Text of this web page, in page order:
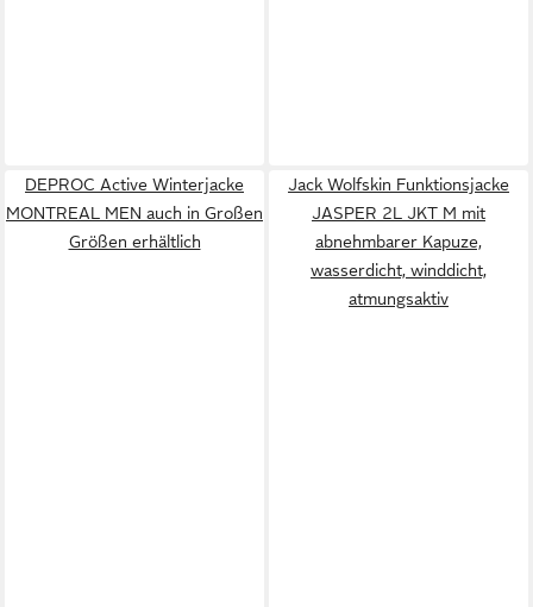
DEPROC Active Winterjacke
MONTREAL MEN auch in Großen
Größen erhältlich
Jack Wolfskin Funktionsjacke
JASPER 2L JKT M mit
abnehmbarer Kapuze,
wasserdicht, winddicht,
atmungsaktiv